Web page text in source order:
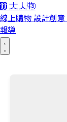
線上購物 設計創意
報導